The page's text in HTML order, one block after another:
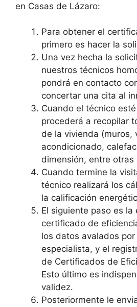
en Casas de Lázaro:
Para obtener el
primero es hacer la
Una vez hecha la
nuestros técnicos
pondrá en contacto
concertar una cita al
Cuando el técnico
procederá a recopilar
de la vivienda (muros,
acondicionado,
dimensión, entre otras
Cuando termine la
técnico realizará los
la calificación
El siguiente paso es la
certificado de
los datos avalados
especialista, y el
de Certificados de
Esto último es
validez.
Posteriormente le